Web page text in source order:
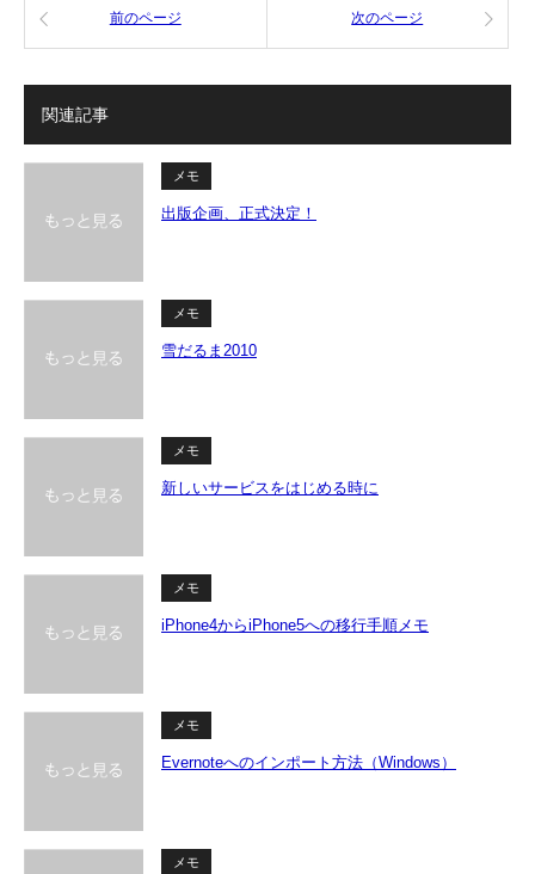
前のページ 次のページ
関連記事
メモ
出版企画、正式決定！
メモ
雪だるま2010
メモ
新しいサービスをはじめる時に
メモ
iPhone4からiPhone5への移行手順メモ
メモ
Evernoteへのインポート方法（Windows）
メモ